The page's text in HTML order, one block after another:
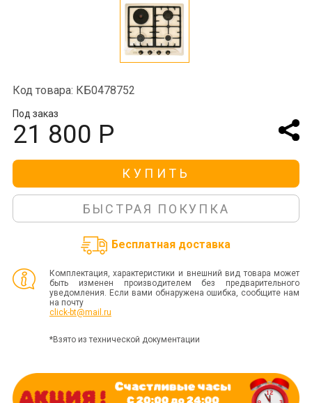
Код товара: КБ0478752
Под заказ
21 800 Р
КУПИТЬ
БЫСТРАЯ ПОКУПКА
Бесплатная доставка
Комплектация, характеристики и внешний вид товара может
быть изменен производителем без предварительного
уведомления. Если вами обнаружена ошибка, сообщите нам
на почту
click-bt@mail.ru
*Взято из технической документации